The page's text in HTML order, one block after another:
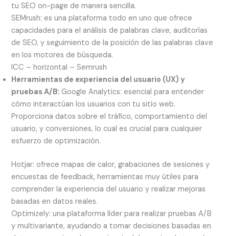
tu SEO on-page de manera sencilla.
SEMrush: es una plataforma todo en uno que ofrece
capacidades para el análisis de palabras clave, auditorías
de SEO, y seguimiento de la posición de las palabras clave
en los motores de búsqueda.
ICC – horizontal – Semrush
Herramientas de experiencia del usuario (UX) y
pruebas A/B:Google Analytics: esencial para entender
cómo interactúan los usuarios con tu sitio web.
Proporciona datos sobre el tráfico, comportamiento del
usuario, y conversiones, lo cual es crucial para cualquier
esfuerzo de optimización.
Hotjar: ofrece mapas de calor, grabaciones de sesiones y
encuestas de feedback, herramientas muy útiles para
comprender la experiencia del usuario y realizar mejoras
basadas en datos reales.
Optimizely: una plataforma líder para realizar pruebas A/B
y multivariante, ayudando a tomar decisiones basadas en